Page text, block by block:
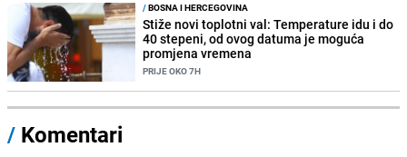
/BOSNA I HERCEGOVINA
Stiže novi toplotni val: Temperature idu i do
40 stepeni, od ovog datuma je moguća
promjena vremena
PRIJE OKO 7H
/ Komentari